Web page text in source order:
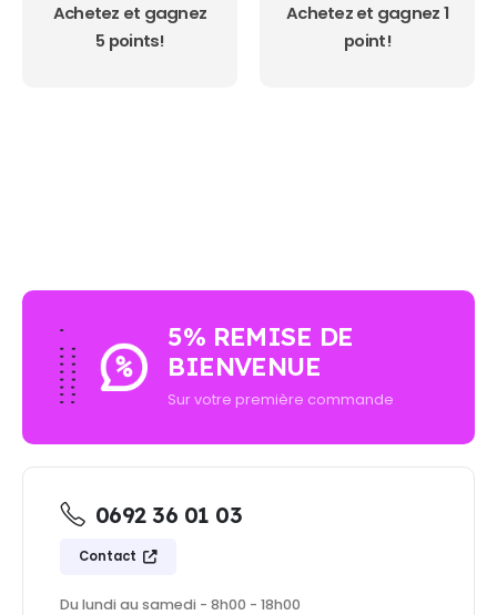
Achetez et gagnez
5 points!
Achetez et gagnez 1
point!
5% REMISE DE
BIENVENUE
Sur votre première commande
0692 36 01 03
Contact
Du lundi au samedi - 8h00 - 18h00